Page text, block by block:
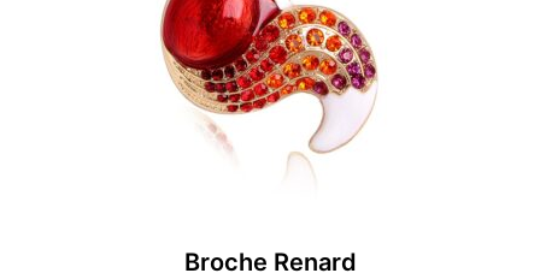
Broche Renard